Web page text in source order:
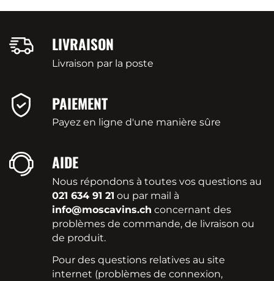
LIVRAISON
Livraison par la poste
PAIEMENT
Payez en ligne d'une manière sûre
AIDE
Nous répondons à toutes vos questions au
021 634 91 21 ou par mail à
info@moscavins.ch concernant des
problèmes de commande, de livraison ou
de produit.
Pour des questions relatives au site
internet (problèmes de connexion,